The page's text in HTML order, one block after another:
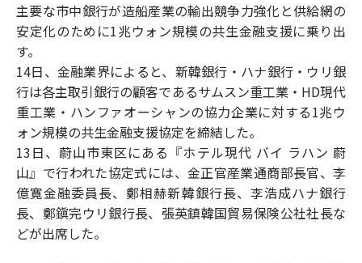
主要な市中銀行が造船産業の輸出競争力強化と供給網の
安定化のために1兆ウォン規模の共生金融支援に乗り出
す。
14日、金融業界によると、新韓銀行・ハナ銀行・ウリ銀
行は各主取引銀行の顧客であるサムスン重工業・HD現代
重工業・ハンファオーシャンの協力企業に対する1兆ウ
ォン規模の共生金融支援協定を締結した。
13日、蔚山市東区にある『ホテル現代 バイ ラハン 蔚
山』で行われた協定式には、金正官産業通商部長官、李
億寛金融委員長、鄭相赫新韓銀行長、李浩成ハナ銀行
長、鄭鎭完ウリ銀行長、張英鎮韓国貿易保険公社社長な
どが出席した。